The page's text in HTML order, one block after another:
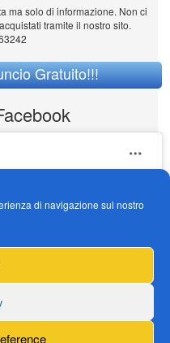
di navigazione sul nostro
ma solo di informazione. Non ci
tramite il nostro sito.
Gratuito!!!
Vendogokartit/
marketing e